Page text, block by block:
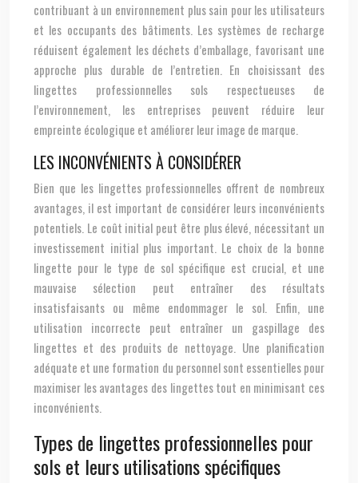
contribuant à un environnement plus sain pour les utilisateurs
et les occupants des bâtiments. Les systèmes de recharge
réduisent également les déchets d’emballage, favorisant une
approche plus durable de l’entretien. En choisissant des
lingettes professionnelles sols respectueuses de
l’environnement, les entreprises peuvent réduire leur
empreinte écologique et améliorer leur image de marque.
LES INCONVÉNIENTS À CONSIDÉRER
Bien que les lingettes professionnelles offrent de nombreux
avantages, il est important de considérer leurs inconvénients
potentiels. Le coût initial peut être plus élevé, nécessitant un
investissement initial plus important. Le choix de la bonne
lingette pour le type de sol spécifique est crucial, et une
mauvaise sélection peut entraîner des résultats
insatisfaisants ou même endommager le sol. Enfin, une
utilisation incorrecte peut entraîner un gaspillage des
lingettes et des produits de nettoyage. Une planification
adéquate et une formation du personnel sont essentielles pour
maximiser les avantages des lingettes tout en minimisant ces
inconvénients.
Types de lingettes professionnelles pour
sols et leurs utilisations spécifiques